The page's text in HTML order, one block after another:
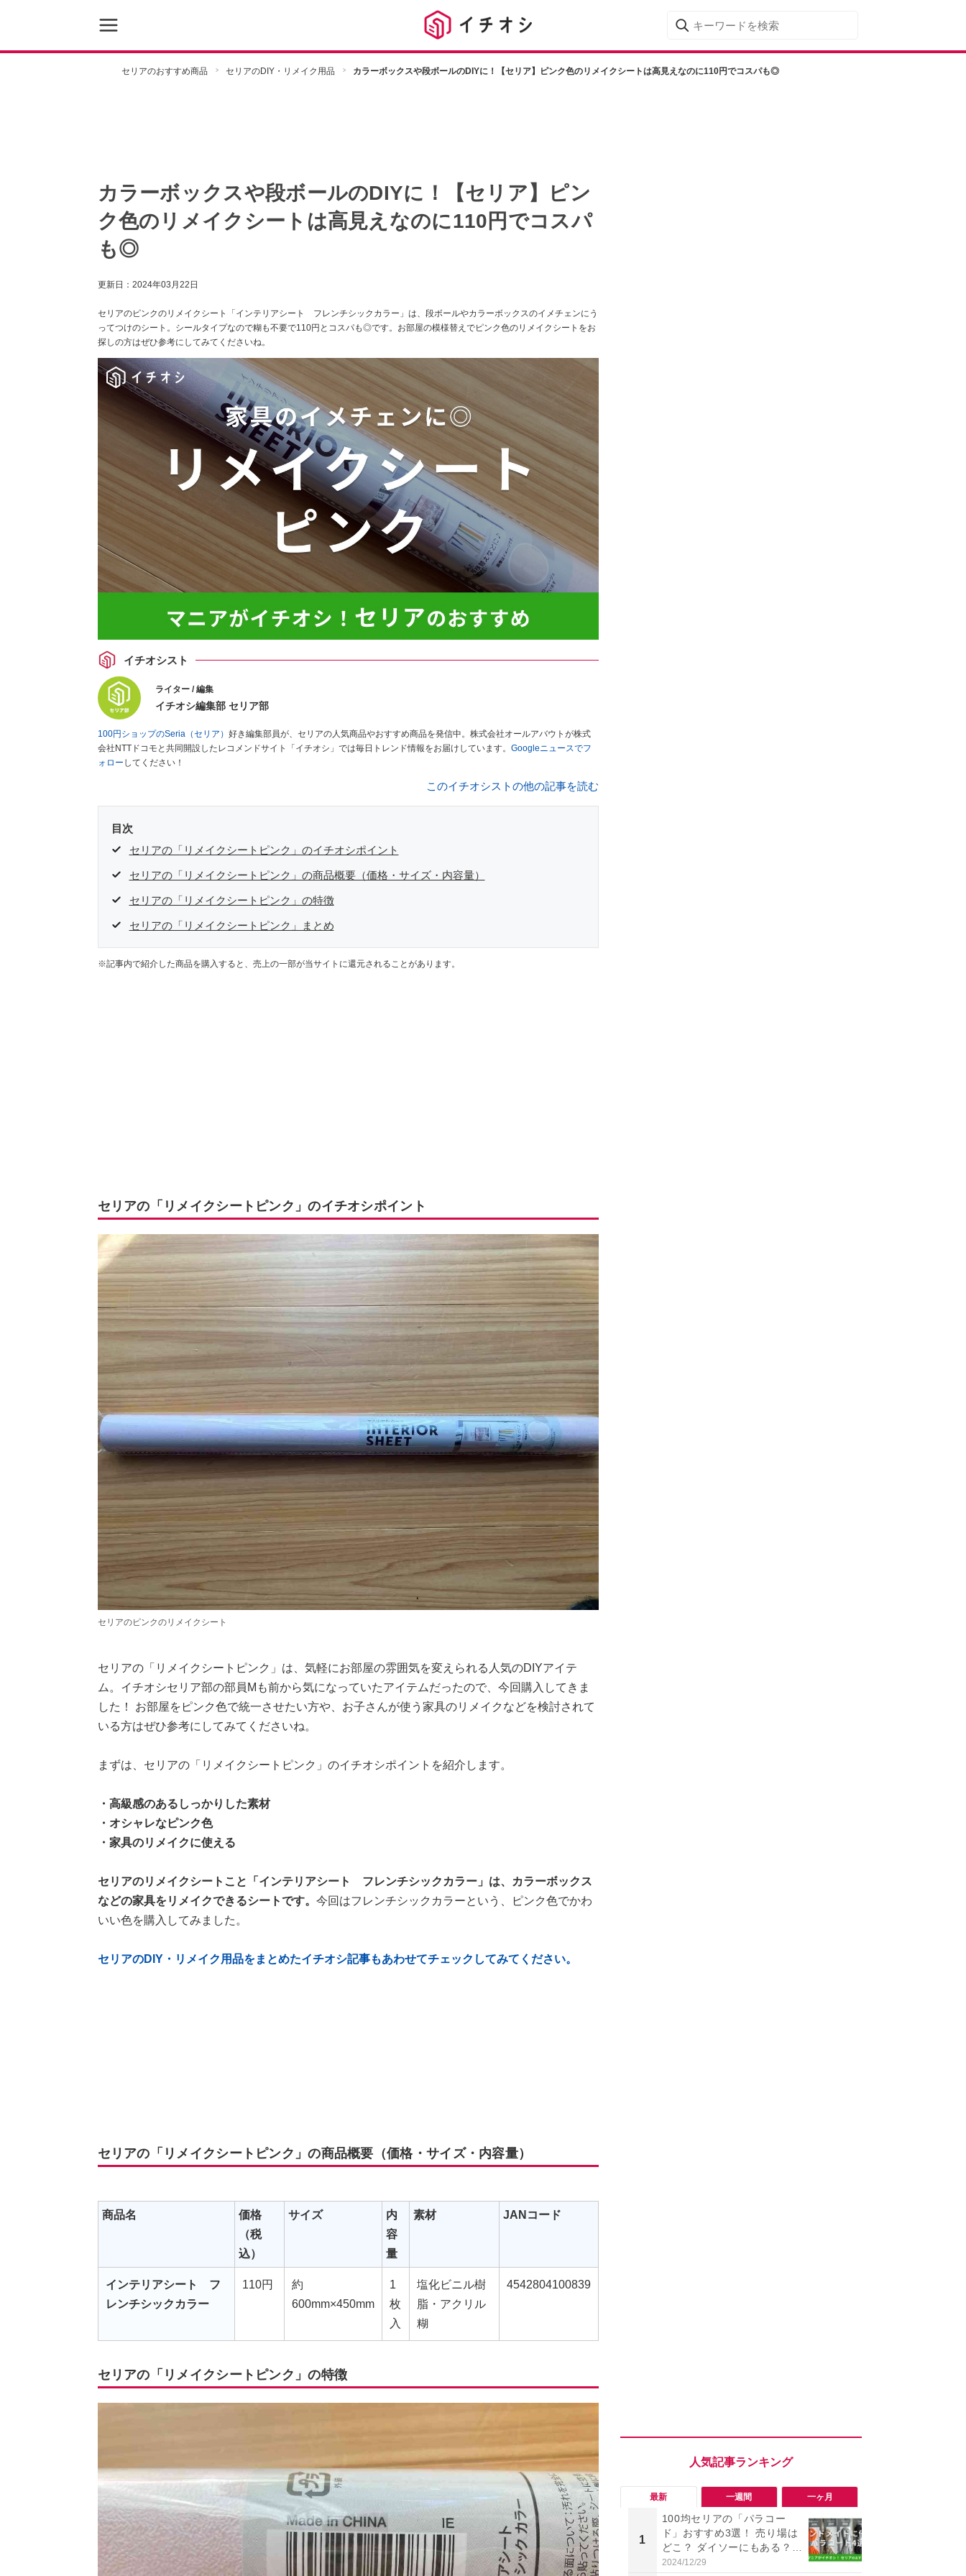
セリアのおすすめ商品 セリアのDIY・リメイク用品 カラーボックスや段ボールのDIYに！【セリア】ピンク色のリメイクシートは高見えなのに110円でコスパも◎
カラーボックスや段ボールのDIYに！【セリア】ピン
ク色のリメイクシートは高見えなのに110円でコスパ
も◎
更新日： 2024年03月22日
セリアのピンクのリメイクシート「インテリアシート フレンチシックカラー」は、段ボールやカラーボックスのイメチェンにう
ってつけのシート。シールタイプなので糊も不要で110円とコスパも◎です。お部屋の模様替えでピンク色のリメイクシートをお
探しの方はぜひ参考にしてみてくださいね。
イチオシスト
ライター / 編集
イチオシ編集部 セリア部
100円ショップのSeria（セリア） 好き編集部員が、セリアの人気商品やおすすめ商品を発信中。株式会社オールアバウトが株式
会社NTTドコモと共同開設したレコメンドサイト「イチオシ」では毎日トレンド情報をお届けしています。 Googleニュースでフ
ォロー してください！
このイチオシストの他の記事を読む
目次
セリアの「リメイクシートピンク」のイチオシポイント
セリアの「リメイクシートピンク」の商品概要（価格・サイズ・内容量）
セリアの「リメイクシートピンク」の特徴
セリアの「リメイクシートピンク」まとめ
※記事内で紹介した商品を購入すると、売上の一部が当サイトに還元されることがあります。
セリアの「リメイクシートピンク」のイチオシポイント
セリアのピンクのリメイクシート
セリアの「リメイクシートピンク」は、気軽にお部屋の雰囲気を変えられる人気のDIYアイテ
ム。イチオシセリア部の部員Mも前から気になっていたアイテムだったので、今回購入してきま
した！ お部屋をピンク色で統一させたい方や、お子さんが使う家具のリメイクなどを検討されて
いる方はぜひ参考にしてみてくださいね。
まずは、セリアの「リメイクシートピンク」のイチオシポイントを紹介します。
・高級感のあるしっかりした素材
・オシャレなピンク色
・家具のリメイクに使える
セリアのリメイクシートこと「インテリアシート フレンチシックカラー」は、カラーボックス
などの家具をリメイクできるシートです。 今回はフレンチシックカラーという、ピンク色でかわ
いい色を購入してみました。
セリアのDIY・リメイク用品をまとめたイチオシ記事もあわせてチェックしてみてください。
セリアの「リメイクシートピンク」の商品概要（価格・サイズ・内容量）
商品名
価格
（税
込）
サイズ
内
容
量
素材 JANコード
インテリアシート フ
レンチシックカラー
110円
約
600mm×450mm
1
枚
入
塩化ビニル樹
脂・アクリル
糊
4542804100839
セリアの「リメイクシートピンク」の特徴
最新 一週間 一ヶ月
1
100均セリアの「パラコー
ド」おすすめ3選！ 売り場は
どこ？ ダイソーにもある？
色・長さ・太さも種類豊富
2024/12/29